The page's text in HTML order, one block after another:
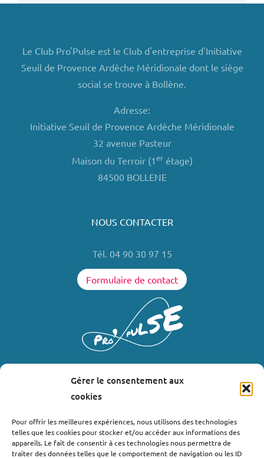
Gérer le consentement aux
cookies
Pour offrir les meilleures expériences, nous utilisons des technologies
telles que les cookies pour stocker et/ou accéder aux informations des
appareils. Le fait de consentir à ces technologies nous permettra de
traiter des données telles que le comportement de navigation ou les ID
Le Club Pro'Pulse est le Club d'entreprise d'Initiative
Seuil de Provence Ardèche Méridionale dont le siège
social se trouve à Bollène.
Adresse:
Initiative Seuil de Provence Ardèche Méridionale
32 avenue Pasteur
Maison du Terroir (1erétage)
84500 BOLLENE
NOUS CONTACTER
Tél. 04 90 30 97 15
Formulaire de contact
Où nous trouver ?
Bollène
Nyons